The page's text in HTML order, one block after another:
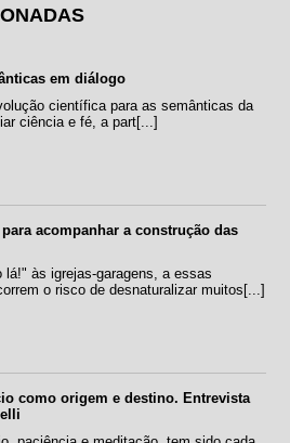
em diálogo
científica para as semânticas da
ciência e fé, a part[...]
acompanhar a construção das
lá!" às igrejas-garagens, a essas
o risco de desnaturalizar muitos[...]
como origem e destino. Entrevista